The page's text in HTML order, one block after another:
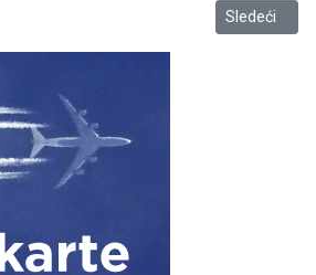
aktivan talas internet prevara...Sledeći
Sledeći